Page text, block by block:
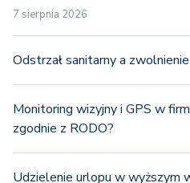
7 sierpnia 2026
Odstrzał sanitarny a
Monitoring wizyjny i GPS w
zgodnie z RODO?
Udzielenie urlopu w wyższym